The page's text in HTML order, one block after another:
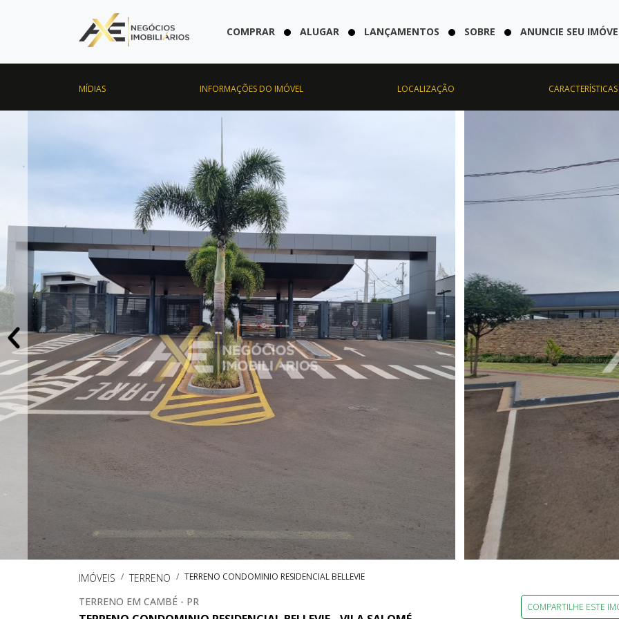
COMPRAR ALUGAR LANÇAMENTOS SOBRE ANUNCIE SEU
MÍDIAS INFORMAÇÕES DO IMÓVEL LOCALIZAÇÃO
IMÓVEIS TERRENO TERRENO CONDOMINIO RESIDENCIAL BELLEVIE
TERRENO EM CAMBÉ - PR COMPARTILHE ESTE